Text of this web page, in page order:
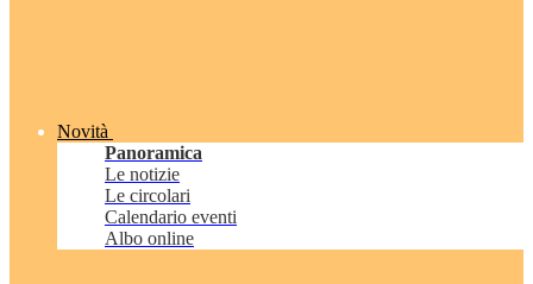
Novità
Panoramica
Le notizie
Le circolari
Calendario eventi
Albo online